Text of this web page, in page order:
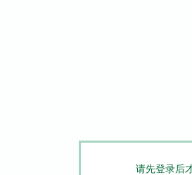
请先登录后